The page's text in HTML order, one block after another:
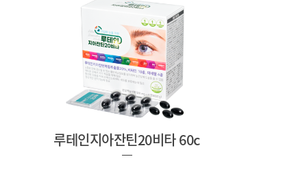
루테인지아잔틴20비타 60c